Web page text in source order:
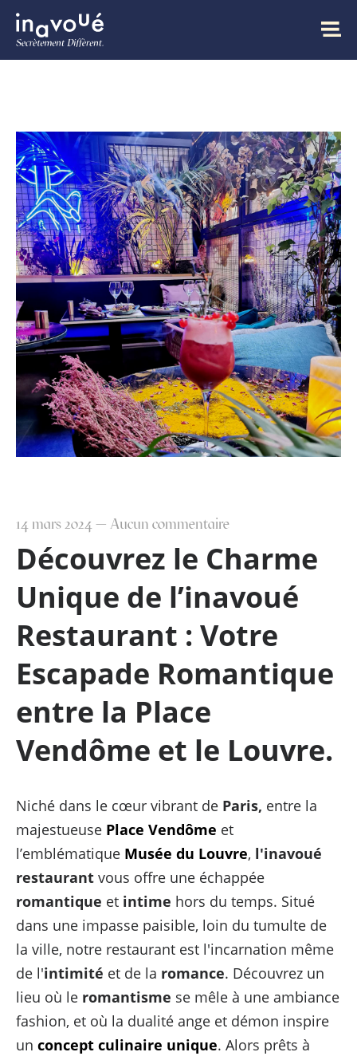
14 mars 2024— Aucun commentaire
Découvrez le Charme
Unique de l’inavoué
Restaurant : Votre
Escapade Romantique
entre la Place
Vendôme et le Louvre.
Niché dans le cœur vibrant de Paris, entre la
majestueuse Place Vendôme et
l’emblématique Musée du Louvre, l'inavoué
restaurantvous offre une échappée
romantique et intime hors du temps. Situé
dans une impasse paisible, loin du tumulte de
la ville, notre restaurant est l'incarnation même
de l'intimité et de la romance. Découvrez un
lieu où leromantisme se mêle à une ambiance
fashion, et où la dualité ange et démon inspire
un concept culinaire unique. Alors prêts à